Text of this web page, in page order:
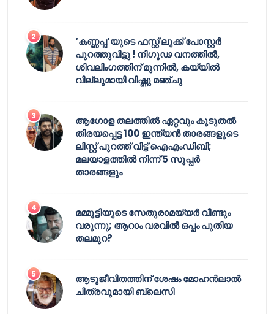
‘കണ്ണപ്പ’യുടെ ഫസ്റ്റ് ലുക്ക് പോസ്റ്റർ
പുറത്തുവിട്ടു ! നിഗൂഢ വനത്തിൽ,
ശിവലിംഗത്തിന് മുന്നിൽ, കയ്യിൽ
വില്ലുമായി വിഷ്ണു മഞ്ചു
ആഗോള തലത്തിൽ ഏറ്റവും കൂടുതൽ
തിരയപ്പെട്ട 100 ഇന്ത്യൻ താരങ്ങളുടെ
ലിസ്റ്റ് പുറത്ത് വിട്ട് ഐഎംഡിബി;
മലയാളത്തിൽ നിന്ന് 5 സൂപ്പർ
താരങ്ങളും
മമ്മൂട്ടിയുടെ സേതുരാമയ്യർ വീണ്ടും
വരുന്നു; ആറാം വരവിൽ ഒപ്പം പുതിയ
തലമുറ?
ആടുജീവിതത്തിന് ശേഷം മോഹൻലാൽ
ചിത്രവുമായി ബ്ലെസി